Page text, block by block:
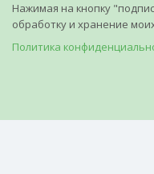
Нажимая на кнопку
обработку и хранение
Политика